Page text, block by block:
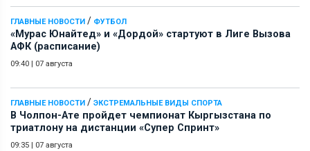
ГЛАВНЫЕ НОВОСТИ / ФУТБОЛ
«Мурас Юнайтед» и «Дордой» стартуют в Лиге Вызова
АФК (расписание)
09:40 | 07 августа
ГЛАВНЫЕ НОВОСТИ / ЭКСТРЕМАЛЬНЫЕ ВИДЫ СПОРТА
В Чолпон-Ате пройдет чемпионат Кыргызстана по
триатлону на дистанции «Супер Спринт»
09:35 | 07 августа